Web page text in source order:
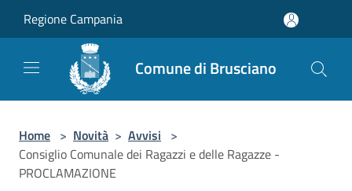
Regione Campania
Comune di Brusciano
Home > Novità > Avvisi >
Consiglio Comunale dei Ragazzi e delle Ragazze -
PROCLAMAZIONE